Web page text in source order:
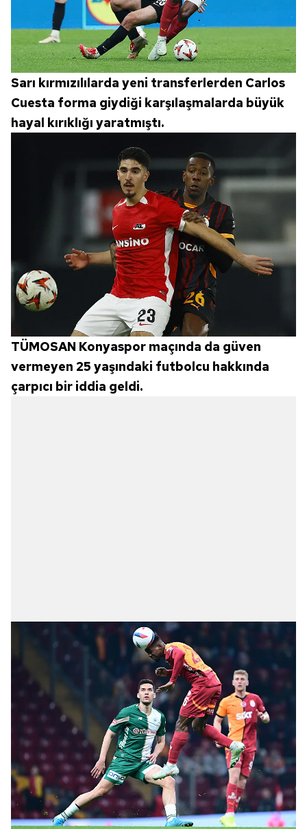
Sarı kırmızılılarda yeni transferlerden Carlos
Cuesta forma giydiği karşılaşmalarda büyük
hayal kırıklığı yaratmıştı.
TÜMOSAN Konyaspor maçında da güven
vermeyen 25 yaşındaki futbolcu hakkında
çarpıcı bir iddia geldi.